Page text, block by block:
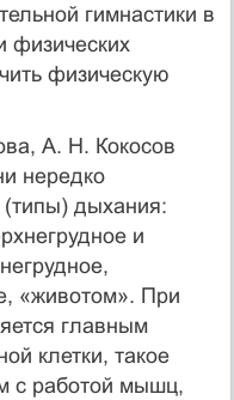
гимнастики в
физических
физическую
А. Н. Кокосов
нередко
(типы) дыхания:
и
«животом». При
главным
клетки, такое
с работой мышц,